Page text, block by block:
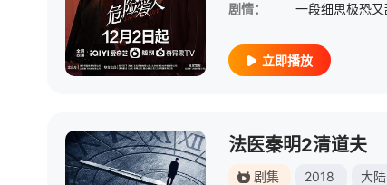
剧情：
立即播放
法医秦明2清道夫
剧集 2018 大陆